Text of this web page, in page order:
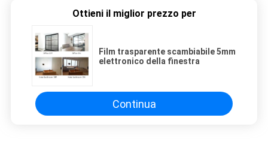
Ottieni il miglior prezzo per
Film trasparente scambiabile 5mm
elettronico della finestra
Continua